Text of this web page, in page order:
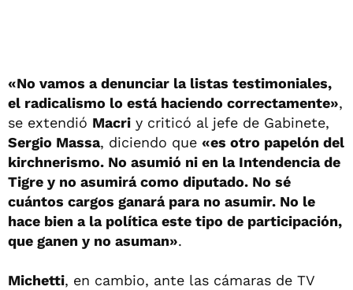
«No vamos a denunciar la listas testimoniales,
el radicalismo lo está haciendo correctamente»,
se extendió Macri y criticó al jefe de Gabinete,
Sergio Massa, diciendo que «es otro papelón del
kirchnerismo. No asumió ni en la Intendencia de
Tigre y no asumirá como diputado. No sé
cuántos cargos ganará para no asumir. No le
hace bien a la política este tipo de participación,
que ganen y no asuman».
Michetti, en cambio, ante las cámaras de TV